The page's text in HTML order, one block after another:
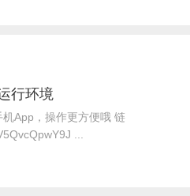
行环境
App，操作更方便哦 链
...